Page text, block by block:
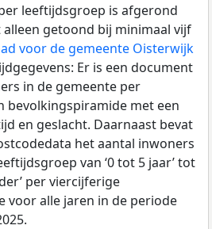
leeftijdsgroep is afgerond
getoond bij minimaal vijf
voor de gemeente Oisterwijk
Er is een document
in de gemeente per
bevolkingspiramide met een
en geslacht. Daarnaast bevat
het aantal inwoners
van ‘0 tot 5 jaar’ tot
per viercijferige
voor alle jaren in de periode